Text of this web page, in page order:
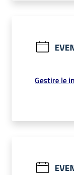
Gestire le